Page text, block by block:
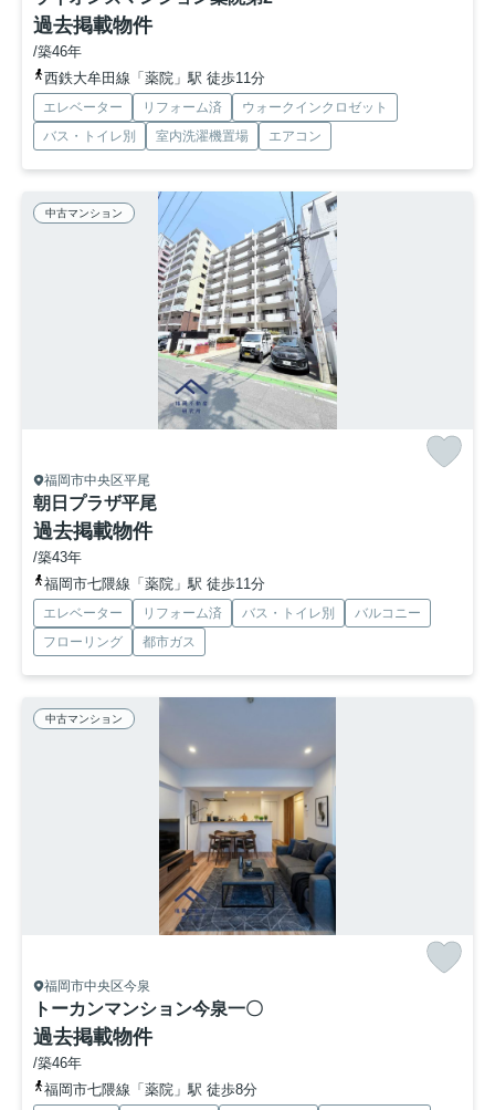
過去掲載物件
/築46年
西鉄大牟田線「薬院」駅 徒歩11分
エレベーター リフォーム済
ウォークインクロゼット
バス・トイレ別
室内洗濯機置場 エアコン
中古マンション
福岡市中央区平尾
朝日プラザ平尾
過去掲載物件
/築43年
福岡市七隈線「薬院」駅 徒歩11分
エレベーター リフォーム済 バス・トイレ別
バルコニー
フローリング
都市ガス
中古マンション
福岡市中央区今泉
トーカンマンション今泉一〇
過去掲載物件
/築46年
福岡市七隈線「薬院」駅 徒歩8分